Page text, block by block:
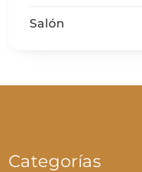
Salón
Categorías